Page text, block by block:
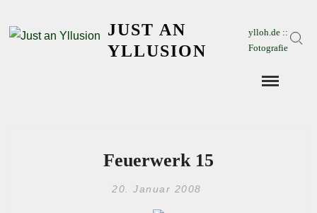
JUST AN
YLLUSION
ylloh.de ::
Fotografie
Feuerwerk 15
20. Januar 2008